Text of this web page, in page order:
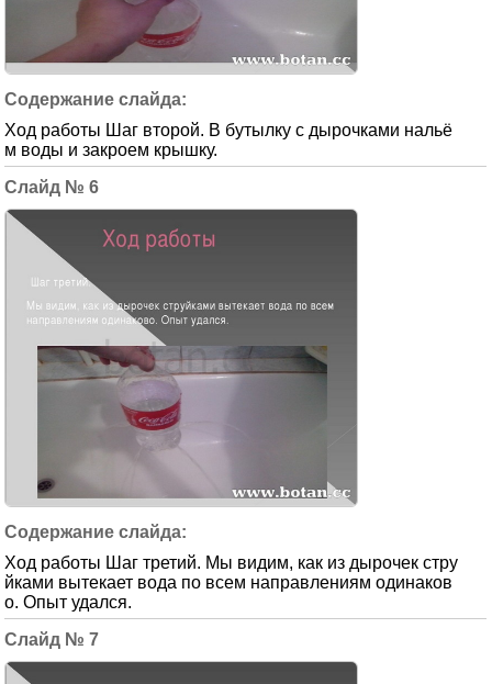
Ход работы Шаг второй. В бутылку с дырочками нальё
м воды и закроем крышку.
6
Ход работы Шаг третий. Мы видим, как из дырочек стру
йками вытекает вода по всем направлениям одинаков
о. Опыт удался.
7